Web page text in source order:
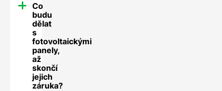
Co
budu
dělat
s
fotovoltaickými
panely,
až
skončí
jejich
záruka?